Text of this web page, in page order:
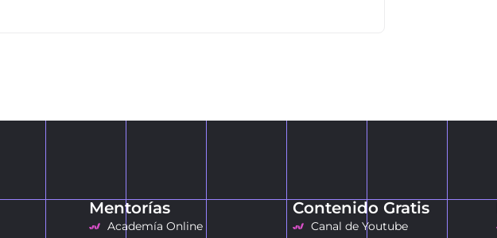
Mentorías
Academía Online
Contenido Gratis
Canal de Youtube